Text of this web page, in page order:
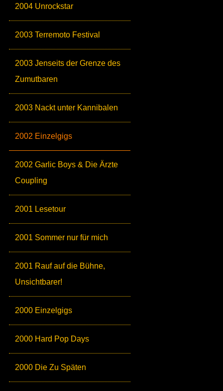
2004 Unrockstar
2003 Terremoto Festival
2003 Jenseits der Grenze des
Zumutbaren
2003 Nackt unter Kannibalen
2002 Einzelgigs
2002 Garlic Boys & Die Ärzte
Coupling
2001 Lesetour
2001 Sommer nur für mich
2001 Rauf auf die Bühne,
Unsichtbarer!
2000 Einzelgigs
2000 Hard Pop Days
2000 Die Zu Späten